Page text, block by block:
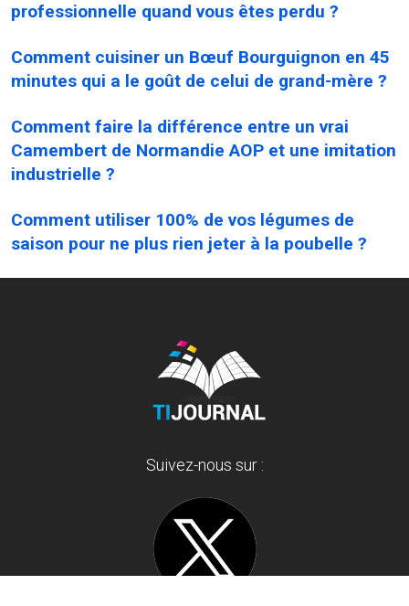
professionnelle quand vous êtes perdu ?
Comment cuisiner un Bœuf Bourguignon en 45
minutes qui a le goût de celui de grand-mère ?
Comment faire la différence entre un vrai
Camembert de Normandie AOP et une imitation
industrielle ?
Comment utiliser 100% de vos légumes de
saison pour ne plus rien jeter à la poubelle ?
Suivez-nous sur :